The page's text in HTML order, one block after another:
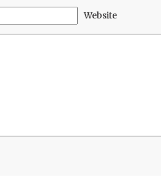
Website